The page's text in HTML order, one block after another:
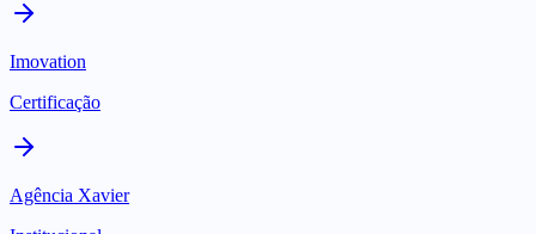
Imovation
Certificação
Agência Xavier